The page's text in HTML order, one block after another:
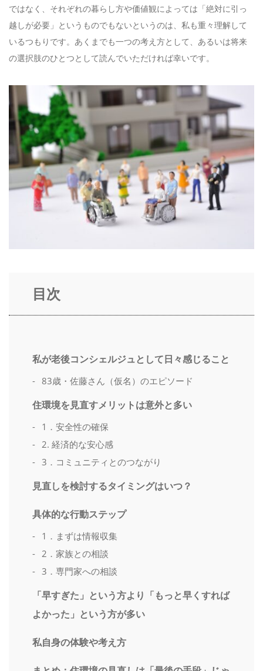
ではなく、それぞれの暮らし方や価値観によっては「絶対に引っ
越しが必要」というものでもないというのは、私も重々理解して
いるつもりです。あくまでも一つの考え方として、あるいは将来
の選択肢のひとつとして読んでいただければ幸いです。
目次
私が老後コンシェルジュとして日々感じること
83歳・佐藤さん（仮名）のエピソード
住環境を見直すメリットは意外と多い
1．安全性の確保
2. 経済的な安心感
3．コミュニティとのつながり
見直しを検討するタイミングはいつ？
具体的な行動ステップ
1．まずは情報収集
2．家族との相談
3．専門家への相談
「早すぎた」という方より「もっと早くすれば
よかった」という方が多い
私自身の体験や考え方